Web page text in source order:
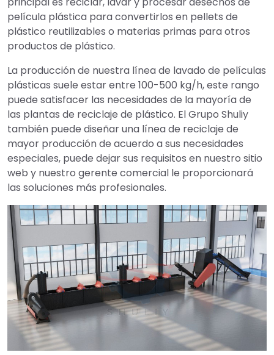
película plástica para convertirlos en pellets de
plástico reutilizables o materias primas para otros
productos de plástico.
La producción de nuestra línea de lavado de películas
plásticas suele estar entre 100-500 kg/h, este rango
puede satisfacer las necesidades de la mayoría de
las plantas de reciclaje de plástico. El Grupo Shuliy
también puede diseñar una línea de reciclaje de
mayor producción de acuerdo a sus necesidades
especiales, puede dejar sus requisitos en nuestro sitio
web y nuestro gerente comercial le proporcionará
las soluciones más profesionales.